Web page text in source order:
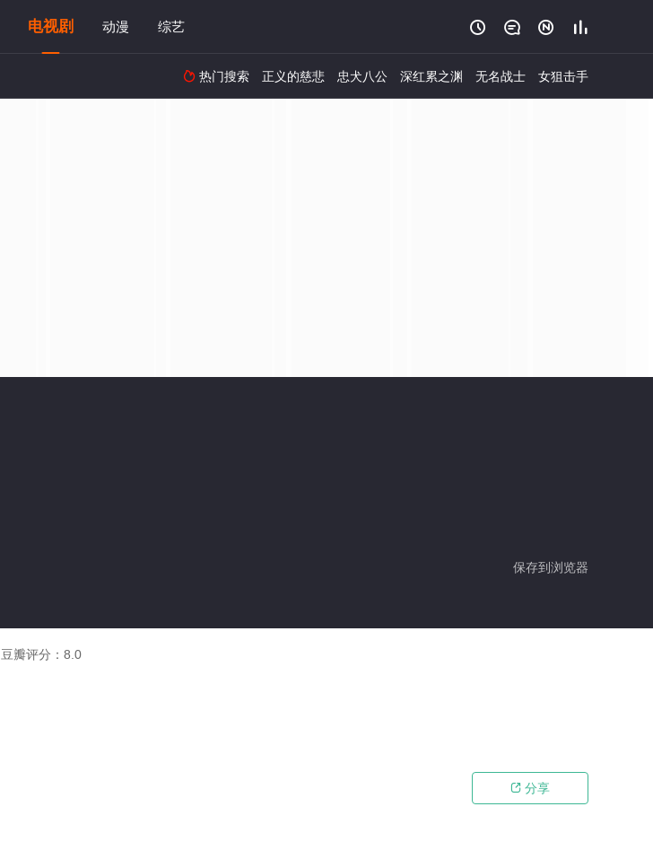
电视剧 动漫 综艺    
 热门搜索 正义的慈悲 忠犬八公 深红累之渊 无名战士 女狙击手
保存到浏览器
豆瓣评分： 8.0
 分享